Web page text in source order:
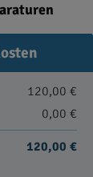
120,00 €
0,00 €
120,00 €